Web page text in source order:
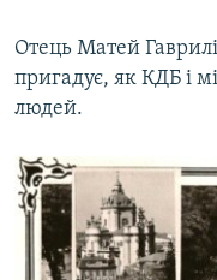
Отець Матей
пригадує, як КДБ і
людей.